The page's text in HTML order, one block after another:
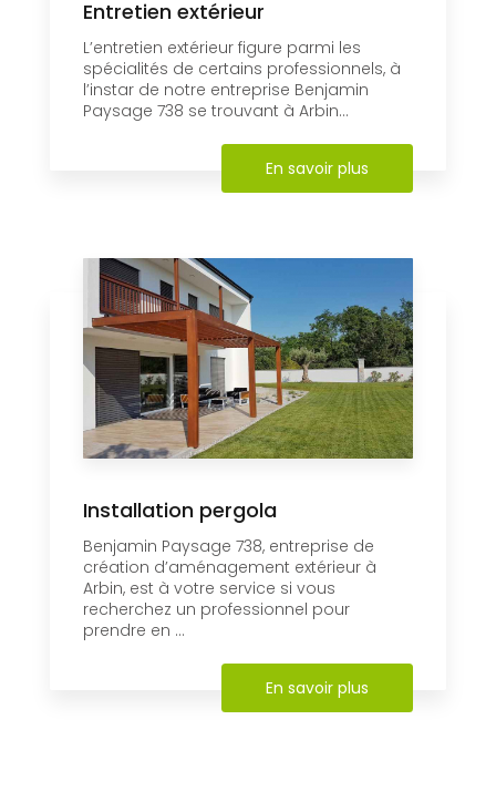
Entretien extérieur
L’entretien extérieur figure parmi les
spécialités de certains professionnels, à
l’instar de notre entreprise Benjamin
Paysage 738 se trouvant à Arbin...
En savoir plus
Installation pergola
Benjamin Paysage 738, entreprise de
création d’aménagement extérieur à
Arbin, est à votre service si vous
recherchez un professionnel pour
prendre en ...
En savoir plus